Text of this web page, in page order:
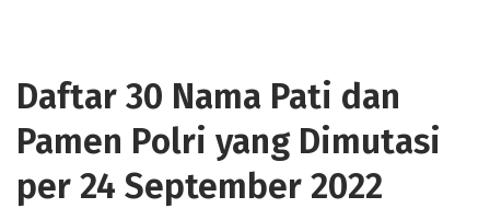
Daftar 30 Nama Pati dan
Pamen Polri yang Dimutasi
per 24 September 2022